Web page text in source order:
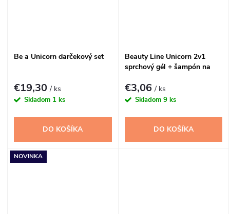
Be a Unicorn darčekový set
€19,30/ ks
Skladom 1 ks
DO KOŠÍKA
Beauty Line Unicorn 2v1
sprchový gél + šampón na
€3,06/ ks
Skladom 9 ks
DO KOŠÍKA
NOVINKA